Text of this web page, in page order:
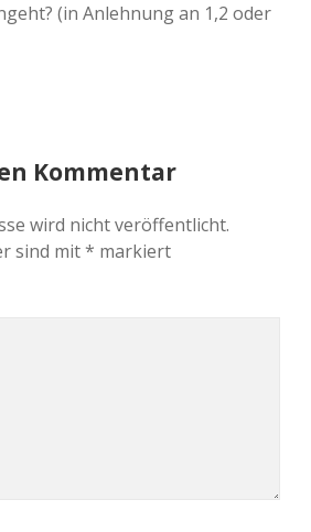
(in Anlehnung an 1,2 oder
Kommentar
wird nicht veröffentlicht.
sind mit* markiert